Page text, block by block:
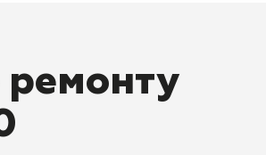
ремонту